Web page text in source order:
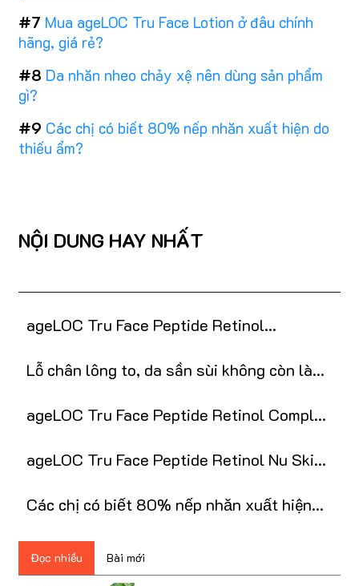
#7 Mua ageLOC Tru Face Lotion ở đâu chính
hãng, giá rẻ?
#8 Da nhăn nheo chảy xệ nên dùng sản phẩm
gì?
#9 Các chị có biết 80% nếp nhăn xuất hiện do
thiếu ẩm?
NỘI DUNG HAY NHẤT
ageLOC Tru Face Peptide Retinol
Lỗ chân lông to, da sần sùi không còn là
ageLOC Tru Face Peptide Retinol Complex
ageLOC Tru Face Peptide Retinol Nu Skin
Các chị có biết 80% nếp nhăn xuất hiện
Đọc nhiều Bài mới